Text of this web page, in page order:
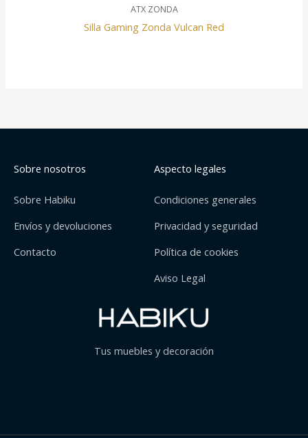
ATX ZONDA
Silla Gaming Zonda Vulcan Red
Sobre nosotros
Sobre Habiku
Envíos y devoluciones
Contacto
Aspecto legales
Condiciones generales
Privacidad y seguridad
Política de cookies
Aviso Legal
Tus muebles y decoración